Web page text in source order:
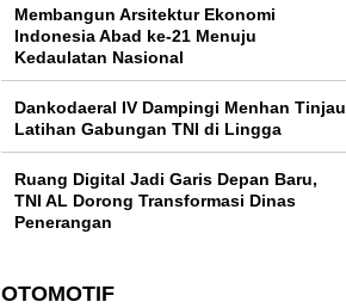
Membangun Arsitektur Ekonomi
Indonesia Abad ke-21 Menuju
Kedaulatan Nasional
Dankodaeral IV Dampingi Menhan Tinjau
Latihan Gabungan TNI di Lingga
Ruang Digital Jadi Garis Depan Baru,
TNI AL Dorong Transformasi Dinas
Penerangan
OTOMOTIF